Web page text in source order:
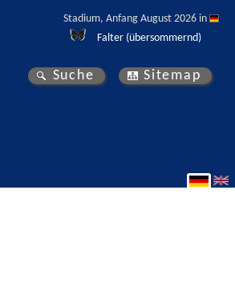
Stadium, Anfang August 2026 in
Falter (übersommernd)
Suche Sitemap